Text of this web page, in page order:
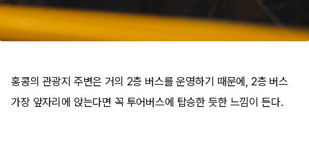
홍콩의 관광지 주변은 거의 2층 버스를 운영하기 때문에, 2층 버스
가장 앞자리에 앉는다면 꼭 투어버스에 탑승한 듯한 느낌이 든다.